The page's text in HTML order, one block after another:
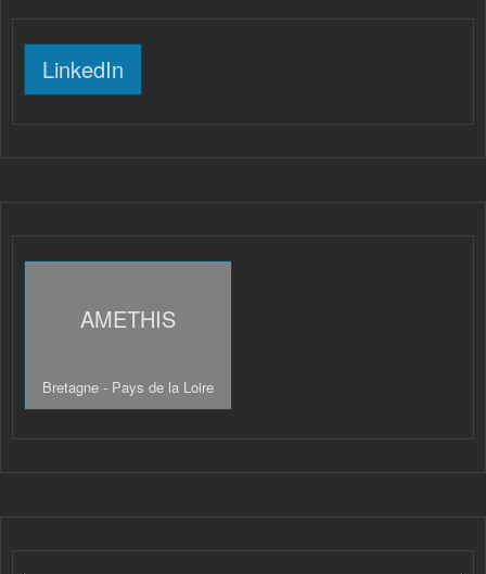
LinkedIn
AMETHIS
Bretagne - Pays de la Loire